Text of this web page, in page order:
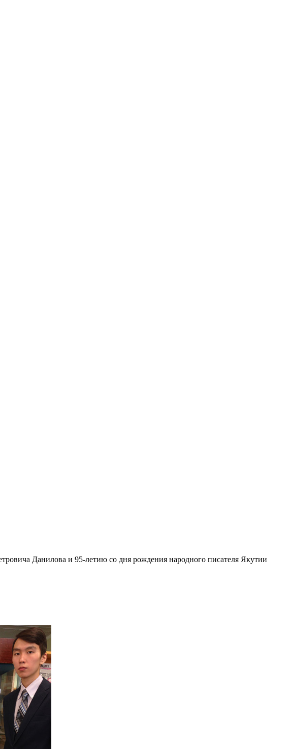
Данилова и 95-летию со дня рождения народного писателя Якутии